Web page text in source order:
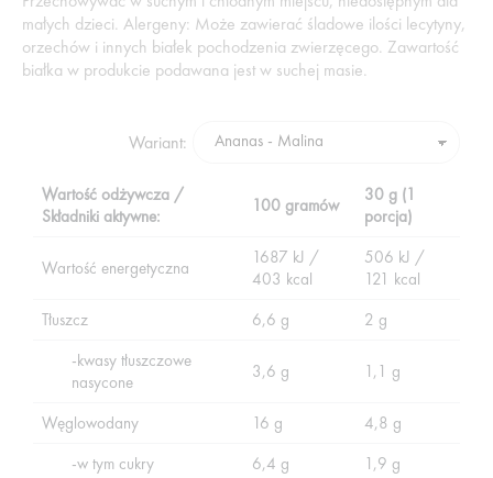
małych dzieci. Alergeny: Może zawierać śladowe ilości lecytyny,
orzechów i innych białek pochodzenia zwierzęcego. Zawartość
białka w produkcie podawana jest w suchej masie.
Wariant:
Wartość odżywcza /
Składniki aktywne:
100 gramów
30 g (1
porcja)
Wartość energetyczna
1687 kJ /
403 kcal
506 kJ /
121 kcal
Tłuszcz
6,6 g
2 g
-kwasy tłuszczowe
nasycone
3,6 g 1,1 g
Węglowodany 16 g
4,8 g
-w tym cukry
6,4 g
1,9 g